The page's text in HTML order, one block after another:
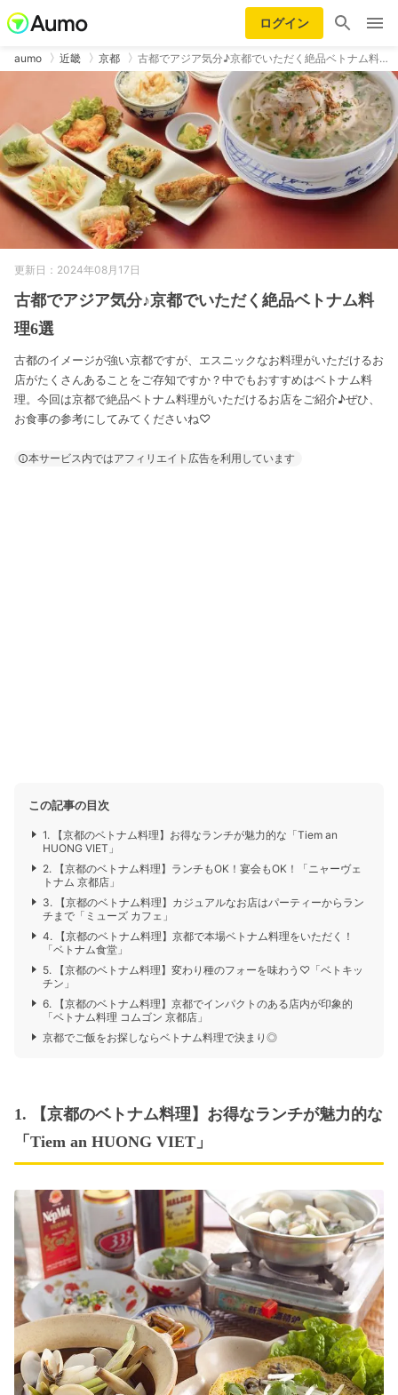
ログイン
aumo 近畿 京都 古都でアジア気分♪京都でいただく絶品ベトナム料…
更新日：2024年08月17日
古都でアジア気分♪京都でいただく絶品ベトナム料
理6選
古都のイメージが強い京都ですが、エスニックなお料理がいただけるお
店がたくさんあることをご存知ですか？中でもおすすめはベトナム料
理。今回は京都で絶品ベトナム料理がいただけるお店をご紹介♪ぜひ、
お食事の参考にしてみてくださいね♡
本サービス内ではアフィリエイト広告を利用しています
この記事の目次
1. 【京都のベトナム料理】お得なランチが魅力的な「Tiem an
HUONG VIET」
2. 【京都のベトナム料理】ランチもOK！宴会もOK！「ニャーヴェ
トナム 京都店」
3. 【京都のベトナム料理】カジュアルなお店はパーティーからラン
チまで「ミューズ カフェ」
4. 【京都のベトナム料理】京都で本場ベトナム料理をいただく！
「ベトナム食堂」
5. 【京都のベトナム料理】変わり種のフォーを味わう♡「ベトキッ
チン」
6. 【京都のベトナム料理】京都でインパクトのある店内が印象的
「ベトナム料理 コムゴン 京都店」
京都でご飯をお探しならベトナム料理で決まり◎
1. 【京都のベトナム料理】お得なランチが魅力的な
「Tiem an HUONG VIET」